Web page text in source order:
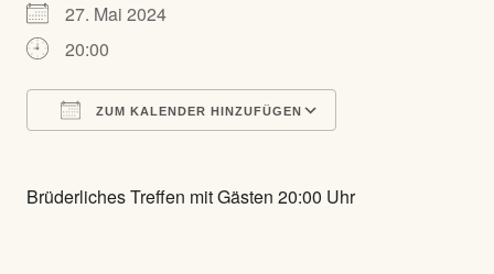
27. Mai 2024
20:00
ZUM KALENDER HINZUFÜGEN
Brüderliches Treffen mit Gästen 20:00 Uhr